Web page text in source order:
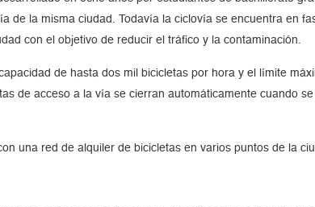
de la misma ciudad. Todavía la ciclovía se encuentra en
con el objetivo de reducir el tráfico y la contaminación.
de hasta dos mil bicicletas por hora y el límite
de acceso a la vía se cierran automáticamente cuando
una red de alquiler de bicicletas en varios puntos de la